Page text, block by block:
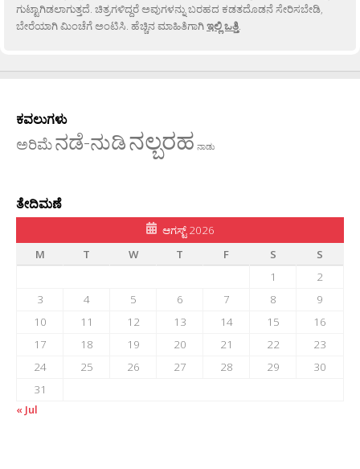
ಗುಟ್ಟಾಗಿಡಲಾಗುತ್ತದೆ. ಚಿತ್ರಗಳಿದ್ದರೆ ಅವುಗಳನ್ನು ಬರಹದ ಕಡತದೊಡನೆ ಸೇರಿಸಬೇಡಿ,
ಬೇರೆಯಾಗಿ ಮಿಂಚೆಗೆ ಅಂಟಿಸಿ. ಹೆಚ್ಚಿನ ಮಾಹಿತಿಗಾಗಿಇಲ್ಲಿ ಒತ್ತಿ.
ಕವಲುಗಳು
ಅರಿಮೆನಡೆ-ನುಡಿನಲ್ಬರಹ ನಾಡು
ತೇದಿಮಣೆ
ಆಗಸ್ಟ್ 2026
M
T W T F S
S
1
2
3
4 5 6 7 8
9
10
11 12 13 14 15
16
17
18 19 20 21 22
23
24
25 26 27 28 29
30
31
« Jul